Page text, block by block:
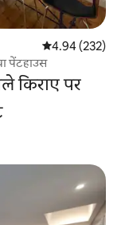
औसत रेटिंग 5 में से
4.94 (232)
पेंटहाउस
किराए पर